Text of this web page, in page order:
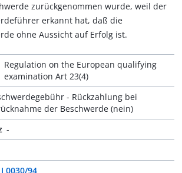
zurückgenommen wurde, weil der
erkannt hat, daß die
ohne Aussicht auf Erfolg ist.
Regulation on the European qualifying
examination Art 23(4)
- Rückzahlung bei
der Beschwerde (nein)
-
J 0030/94